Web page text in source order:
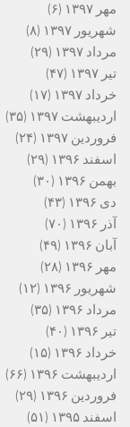
مهر ۱۳۹۷
(۶)
شهریور ۱۳۹۷
(۸)
مرداد ۱۳۹۷
(۲۹)
تیر ۱۳۹۷
(۴۷)
خرداد ۱۳۹۷
(۱۷)
اردیبهشت ۱۳۹۷
(۳۵)
فروردین ۱۳۹۷
(۲۴)
اسفند ۱۳۹۶
(۲۹)
بهمن ۱۳۹۶
(۳۰)
دی ۱۳۹۶
(۴۳)
آذر ۱۳۹۶
(۷۰)
آبان ۱۳۹۶
(۴۹)
مهر ۱۳۹۶
(۲۸)
شهریور ۱۳۹۶
(۱۲)
مرداد ۱۳۹۶
(۳۵)
تیر ۱۳۹۶
(۴۰)
خرداد ۱۳۹۶
(۱۵)
اردیبهشت ۱۳۹۶
(۶۶)
فروردین ۱۳۹۶
(۲۹)
اسفند ۱۳۹۵
(۵۱)